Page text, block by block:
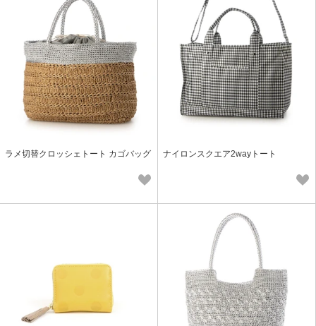
ラメ切替クロッシェトート カゴバッグ ナイロンスクエア2wayトート